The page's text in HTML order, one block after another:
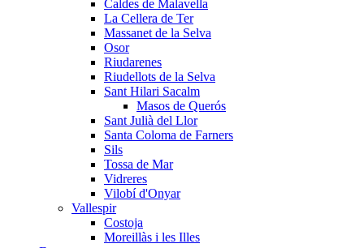
Caldes de Malavella
La Cellera de Ter
Massanet de la Selva
Osor
Riudarenes
Riudellots de la Selva
Sant Hilari Sacalm
Masos de Querós
Sant Julià del Llor
Santa Coloma de Farners
Sils
Tossa de Mar
Vidreres
Vilobí d'Onyar
Vallespir
Costoja
Moreillàs i les Illes